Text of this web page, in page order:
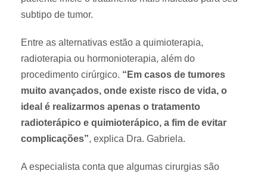
subtipo de tumor.
Entre as alternativas estão a quimioterapia,
radioterapia ou hormonioterapia, além do
procedimento cirúrgico. “Em casos de tumores
muito avançados, onde existe risco de vida, o
ideal é realizarmos apenas o tratamento
radioterápico e quimioterápico, a fim de evitar
complicações”, explica Dra. Gabriela.
A especialista conta que algumas cirurgias são